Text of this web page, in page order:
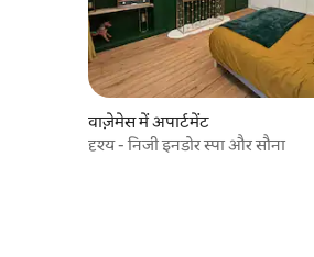
वाज़ेमेस में अपार्टमेंट
दृश्य - निजी इनडोर स्पा और सौना